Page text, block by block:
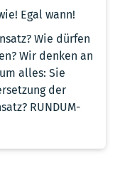
Egal wann!
Wie dürfen
Wir denken an
alles: Sie
der
RUNDUM-